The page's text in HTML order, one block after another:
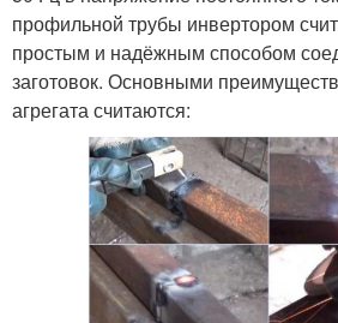
профильной трубы инвертором
простым и надёжным способом
заготовок. Основными
агрегата считаются: